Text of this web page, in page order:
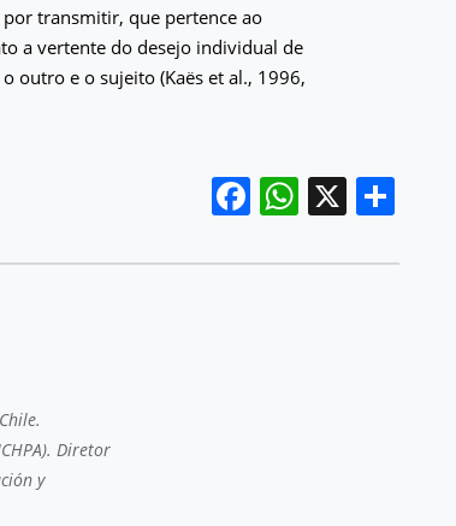
transmitir, que pertence ao
a vertente do desejo individual de
outro e o sujeito (Kaës et al., 1996,
Facebook
WhatsApp
X
Diretor
y